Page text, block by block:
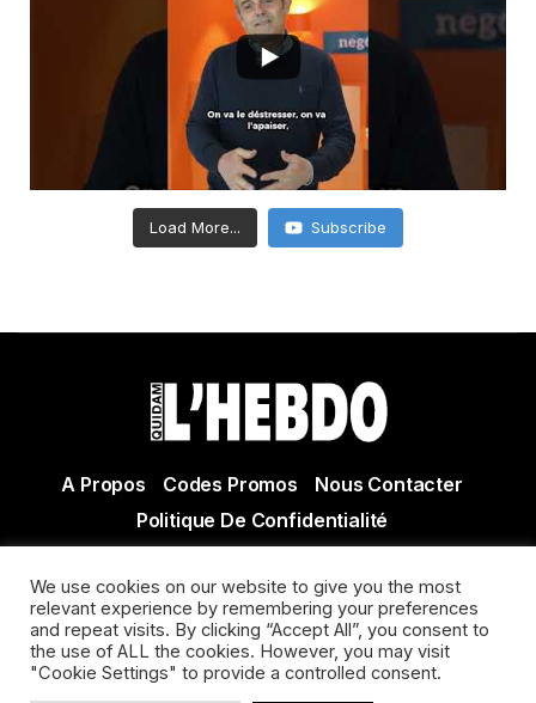
Load More... Subscribe
A Propos Codes Promos
Nous Contacter
Politique De Confidentialité
Actualité Agen - Actualité en lot et Garonne - Actualité
Villeneuve sur Lot
We use cookies on our website to give you the most
relevant experience by remembering your preferences
and repeat visits. By clicking “Accept All”, you consent to
the use of ALL the cookies. However, you may visit
"Cookie Settings" to provide a controlled consent.